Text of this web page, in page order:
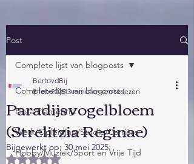
Post
Complete lijst van blogposts
Flora/Plantenrijk
Werk/Opleiding/Studie/Carrière
Hobby/Muziek/Sport en Vrije Tijd
Complete lijst van blogposts
Paradijsvogelbloem
(Strelitzia Reginae)
BertovdBij
8 feb 2025 3 minuten om te lezen
Bijgewerkt op: 30 mei 2025
Beoordeeld met NaN uit 5 sterren.